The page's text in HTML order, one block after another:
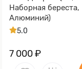
Наборная береста,
Алюминий)
5.0
7 000 ₽